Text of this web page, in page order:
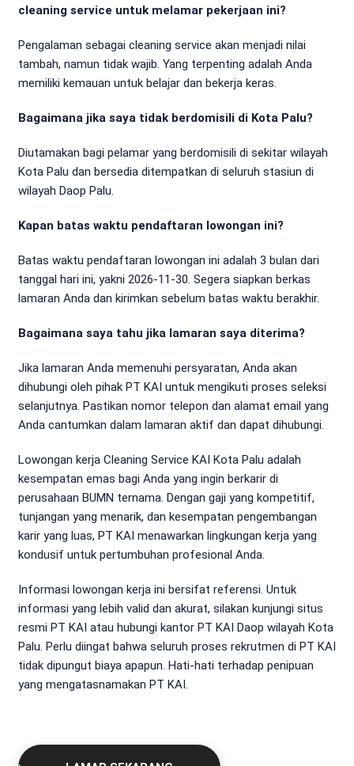
cleaning service untuk melamar pekerjaan ini?
Pengalaman sebagai cleaning service akan menjadi nilai
tambah, namun tidak wajib. Yang terpenting adalah Anda
memiliki kemauan untuk belajar dan bekerja keras.
Bagaimana jika saya tidak berdomisili di Kota Palu?
Diutamakan bagi pelamar yang berdomisili di sekitar wilayah
Kota Palu dan bersedia ditempatkan di seluruh stasiun di
wilayah Daop Palu.
Kapan batas waktu pendaftaran lowongan ini?
Batas waktu pendaftaran lowongan ini adalah 3 bulan dari
tanggal hari ini, yakni 2026-11-30. Segera siapkan berkas
lamaran Anda dan kirimkan sebelum batas waktu berakhir.
Bagaimana saya tahu jika lamaran saya diterima?
Jika lamaran Anda memenuhi persyaratan, Anda akan
dihubungi oleh pihak PT KAI untuk mengikuti proses seleksi
selanjutnya. Pastikan nomor telepon dan alamat email yang
Anda cantumkan dalam lamaran aktif dan dapat dihubungi.
Lowongan kerja Cleaning Service KAI Kota Palu adalah
kesempatan emas bagi Anda yang ingin berkarir di
perusahaan BUMN ternama. Dengan gaji yang kompetitif,
tunjangan yang menarik, dan kesempatan pengembangan
karir yang luas, PT KAI menawarkan lingkungan kerja yang
kondusif untuk pertumbuhan profesional Anda.
Informasi lowongan kerja ini bersifat referensi. Untuk
informasi yang lebih valid dan akurat, silakan kunjungi situs
resmi PT KAI atau hubungi kantor PT KAI Daop wilayah Kota
Palu. Perlu diingat bahwa seluruh proses rekrutmen di PT KAI
tidak dipungut biaya apapun. Hati-hati terhadap penipuan
yang mengatasnamakan PT KAI.